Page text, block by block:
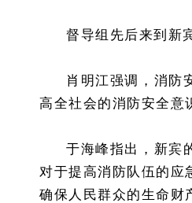
督导组先后来到新
肖明江强调，消防
高全社会的消防安全意
于海峰指出，新宾
对于提高消防队伍的应
确保人民群众的生命财